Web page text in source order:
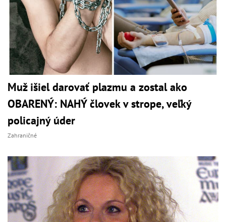
Muž išiel darovať plazmu a zostal ako
OBARENÝ: NAHÝ človek v strope, veľký
policajný úder
Zahraničné